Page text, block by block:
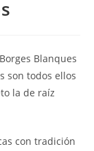
Blanques
son todos ellos
la de raíz
con tradición